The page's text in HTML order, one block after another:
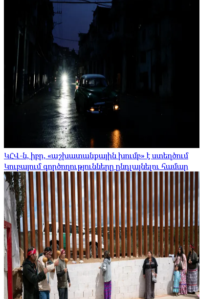
ԿՀՎ-ն, իբր, «աշխատանքային խումբ» է ստեղծում
Կուբայում գործողությունները ընդլայնելու համար